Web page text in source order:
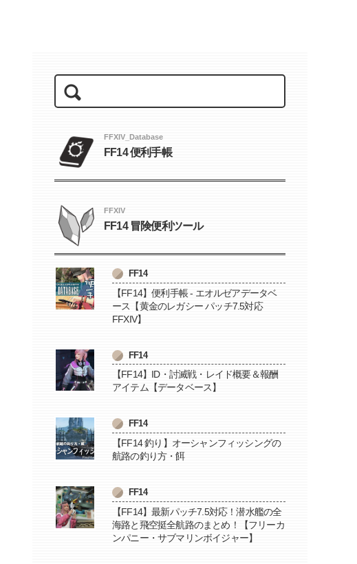
FFXIV_Database
FF14 便利手帳
FFXIV
FF14 冒険便利ツール
FF14
【FF14】便利手帳 - エオルゼアデータベ
ース【黄金のレガシー パッチ7.5対応
FFXIV】
FF14
【FF14】ID・討滅戦・レイド概要＆報酬
アイテム【データベース】
FF14
【FF14 釣り】オーシャンフィッシングの
航路の釣り方・餌
FF14
【FF14】最新パッチ7.5対応！潜水艦の全
海路と飛空挺全航路のまとめ！【フリーカ
ンパニー・サブマリンボイジャー】